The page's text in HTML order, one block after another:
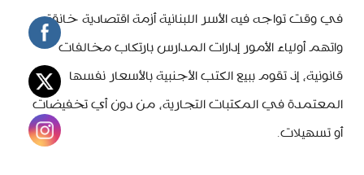
في وقت تواجه فيه الأسر اللبنانية أزمة اقتصادية خانقة.
واتهم أولياء الأمور إدارات المدارس بارتكاب مخالفات
قانونية، إذ تقوم ببيع الكتب الأجنبية بالأسعار نفسها
المعتمدة في المكتبات التجارية، من دون أي تخفيضات
أو تسهيلات.